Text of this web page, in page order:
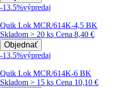
-13.5%výpredaj
Quik Lok MCR/614K-4,5 BK
Skladom > 20 ks Cena 8,40 €
Objednať
-13.5%výpredaj
Quik Lok MCR/614K-6 BK
Skladom > 15 ks Cena 10,10 €